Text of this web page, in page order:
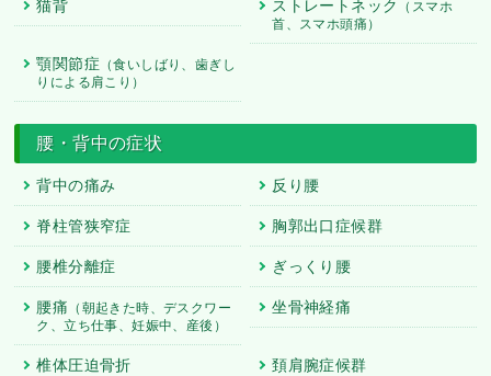
猫背 ストレートネック
（スマホ
首、スマホ頭痛）
顎関節症 （食いしばり、歯ぎし
りによる肩こり）
腰・背中の症状
背中の痛み 反り腰
脊柱管狭窄症 胸郭出口症候群
腰椎分離症 ぎっくり腰
腰痛 （朝起きた時、デスクワー
ク、立ち仕事、妊娠中、産後）
坐骨神経痛
椎体圧迫骨折 頚肩腕症候群